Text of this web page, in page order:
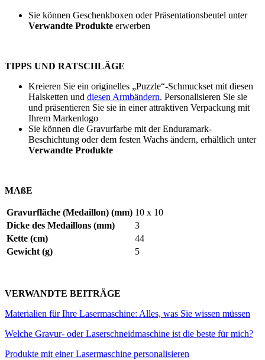
Sie können Geschenkboxen oder Präsentationsbeutel unter
Verwandte Produkte erwerben
TIPPS UND RATSCHLÄGE
Kreieren Sie ein originelles „Puzzle“-Schmuckset mit diesen
Halsketten und diesen Armbändern. Personalisieren Sie sie
und präsentieren Sie sie in einer attraktiven Verpackung mit
Ihrem Markenlogo
Sie können die Gravurfarbe mit der Enduramark-
Beschichtung oder dem festen Wachs ändern, erhältlich unter
Verwandte Produkte
MAßE
Gravurfläche (Medaillon) (mm) 10 x 10
Dicke des Medaillons (mm)
3
Kette (cm)
44
Gewicht (g)
5
VERWANDTE BEITRÄGE
Materialien für Ihre Lasermaschine: Alles, was Sie wissen müssen
Welche Gravur- oder Laserschneidmaschine ist die beste für mich?
Produkte mit einer Lasermaschine personalisieren